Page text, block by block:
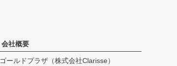
会社概要
ゴールドプラザ（株式会社Clarisse）